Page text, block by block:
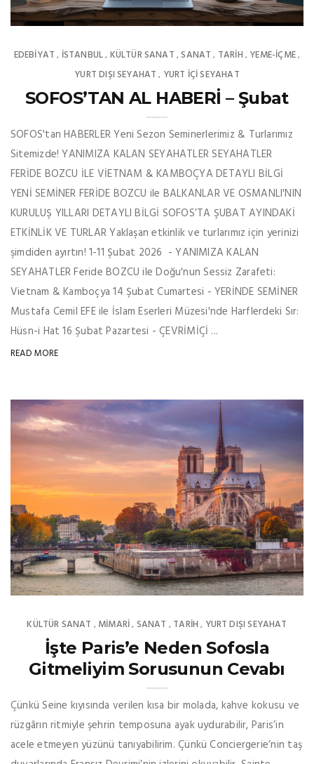
EDEBIYAT , İSTANBUL, KÜLTÜR SANAT ,SANAT , TARİH , YEME-İÇME,
YURT DIŞI SEYAHAT , YURT İÇİ SEYAHAT
SOFOS’TAN AL HABERİ – Şubat
SOFOS'tan HABERLER Yeni Sezon Seminerlerimiz & Turlarımız
Sitemizde! YANIMIZA KALAN SEYAHATLER SEYAHATLER
FERİDE BOZCU İLE VİETNAM & KAMBOÇYA DETAYLI BİLGİ
YENİ SEMİNER FERİDE BOZCU ile BALKANLAR VE OSMANLI'NIN
KURULUŞ YILLARI DETAYLI BİLGİ SOFOS’TA ŞUBAT AYINDAKİ
ETKİNLİK VE TURLAR Yaklaşan etkinlik ve turlarımız için yerinizi
şimdiden ayırtın! 1-11 Şubat 2026 - YANIMIZA KALAN
SEYAHATLER Feride BOZCU ile Doğu'nun Sessiz Zarafeti:
Vietnam & Kamboçya 14 Şubat Cumartesi - YERİNDE SEMİNER
Mustafa Cemil EFE ile İslam Eserleri Müzesi'nde Harflerdeki Sır:
Hüsn-i Hat 16 Şubat Pazartesi - ÇEVRİMİÇİ ...
READ MORE
KÜLTÜR SANAT , MIMARI, SANAT , TARİH , YURT DIŞI SEYAHAT
İşte Paris’e Neden Sofosla
Gitmeliyim Sorusunun Cevabı
Çünkü Seine kıyısında verilen kısa bir molada, kahve kokusu ve
rüzgârın ritmiyle şehrin temposuna ayak uydurabilir, Paris’in
acele etmeyen yüzünü tanıyabilirim. Çünkü Conciergerie’nin taş